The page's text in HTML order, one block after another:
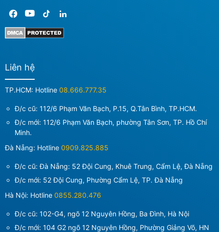
Liên hệ
TP.HCM: Hotline 08.666.777.35
Đ/c cũ: 112/6 Phạm Văn Bạch, P.15, Q.Tân Bình, TP.HCM.
Đ/c mới: 112/6 Phạm Văn Bạch, phường Tân Sơn, TP. Hồ Chí
Minh.
Đà Nẵng: Hotline 0909.825.885
Đ/c cũ: Đà Nẵng: 52 Đội Cung, Khuê Trung, Cẩm Lệ, Đà Nẵng
Đ/c mới: 52 Đội Cung, Phường Cẩm Lệ, TP. Đà Nẵng
Hà Nội: Hotline 0855.280.476
Đ/c cũ: 102-G4, ngõ 12 Nguyên Hồng, Ba Đình, Hà Nội
Đ/c mới: 104 G2 ngõ 12 Nguyên Hồng, Phường Giảng Võ, HN